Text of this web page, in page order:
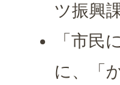
ツ振興課
「市民
に、「